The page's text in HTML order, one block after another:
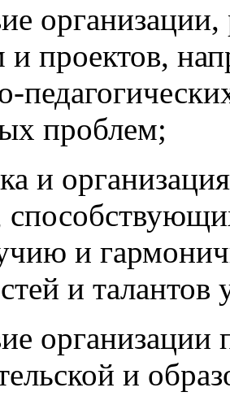
проектов,
проблем;
и
и
и талантов
организации
и